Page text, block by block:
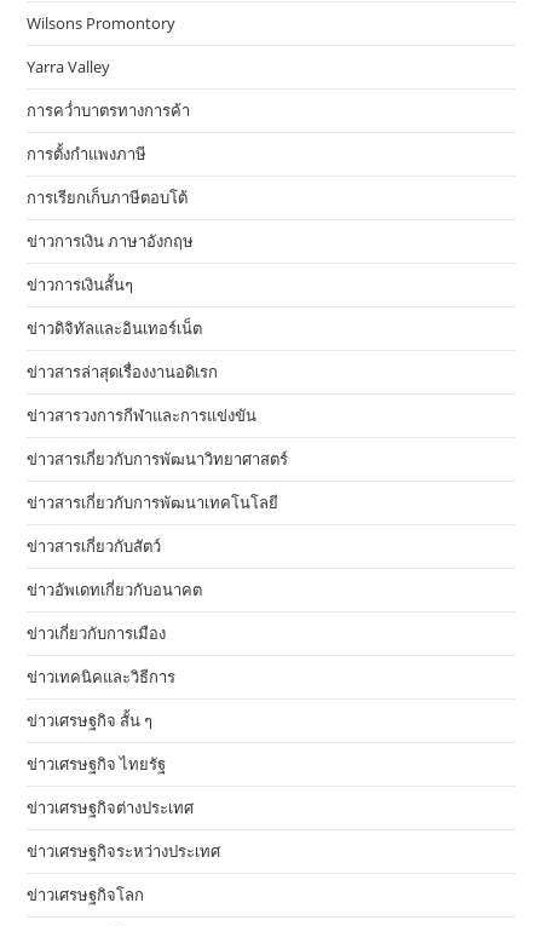
Wilsons Promontory
Yarra Valley
การคว่ำบาตรทางการค้า
การตั้งกำแพงภาษี
การเรียกเก็บภาษีตอบโต้
ข่าวการเงิน ภาษาอังกฤษ
ข่าวการเงินสั้นๆ
ข่าวดิจิทัลและอินเทอร์เน็ต
ข่าวสารล่าสุดเรื่องงานอดิเรก
ข่าวสารวงการกีฬาและการแข่งขัน
ข่าวสารเกี่ยวกับการพัฒนาวิทยาศาสตร์
ข่าวสารเกี่ยวกับการพัฒนาเทคโนโลยี
ข่าวสารเกี่ยวกับสัตว์
ข่าวอัพเดทเกี่ยวกับอนาคต
ข่าวเกี่ยวกับการเมือง
ข่าวเทคนิคและวิธีการ
ข่าวเศรษฐกิจ สั้น ๆ
ข่าวเศรษฐกิจ ไทยรัฐ
ข่าวเศรษฐกิจต่างประเทศ
ข่าวเศรษฐกิจระหว่างประเทศ
ข่าวเศรษฐกิจโลก